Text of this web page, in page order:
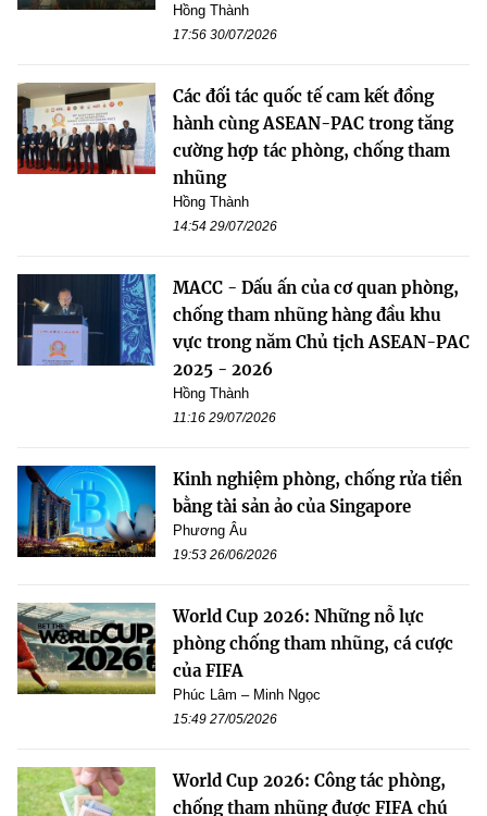
Hồng Thành
17:56 30/07/2026
Các đối tác quốc tế cam kết đồng
hành cùng ASEAN-PAC trong tăng
cường hợp tác phòng, chống tham
nhũng
Hồng Thành
14:54 29/07/2026
MACC - Dấu ấn của cơ quan phòng,
chống tham nhũng hàng đầu khu
vực trong năm Chủ tịch ASEAN-PAC
2025 - 2026
Hồng Thành
11:16 29/07/2026
Kinh nghiệm phòng, chống rửa tiền
bằng tài sản ảo của Singapore
Phương Âu
19:53 26/06/2026
World Cup 2026: Những nỗ lực
phòng chống tham nhũng, cá cược
của FIFA
Phúc Lâm – Minh Ngọc
15:49 27/05/2026
World Cup 2026: Công tác phòng,
chống tham nhũng được FIFA chú